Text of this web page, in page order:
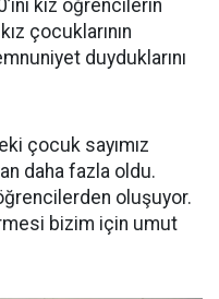
kız öğrencilerin
çocuklarının
duyduklarını
çocuk sayımız
daha fazla oldu.
öğrencilerden oluşuyor.
bizim için umut